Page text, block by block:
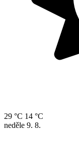
29 °C 14 °C
neděle 9. 8.